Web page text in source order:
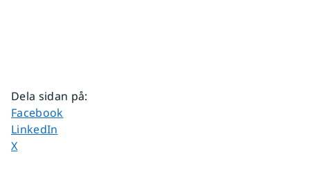
Dela sidan på:
Dela sidan på
Facebook
Dela sidan på
LinkedIn
Dela sidan på
X